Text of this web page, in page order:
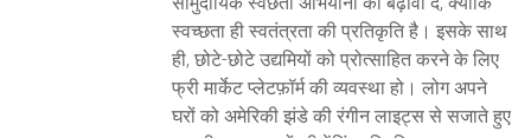
स्वच्छता ही स्वतंत्रता की प्रतिकृति है। इसके साथ
ही, छोटे-छोटे उद्यमियों को प्रोत्साहित करने के लिए
फ्री मार्केट प्लेटफ़ॉर्म की व्यवस्था हो। लोग अपने
घरों को अमेरिकी झंडे की रंगीन लाइट्स से सजाते हुए